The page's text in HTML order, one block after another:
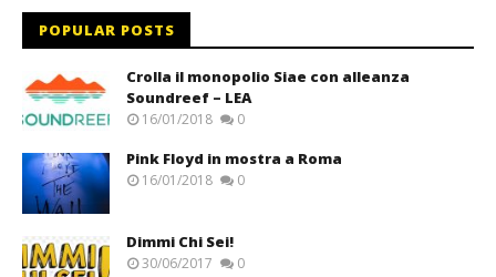
POPULAR POSTS
Crolla il monopolio Siae con alleanza
Soundreef – LEA
16/01/2018 0
Pink Floyd in mostra a Roma
16/01/2018 0
Dimmi Chi Sei!
30/06/2017 0